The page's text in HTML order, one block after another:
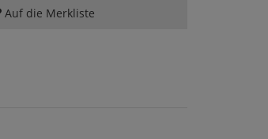
Auf die Merkliste